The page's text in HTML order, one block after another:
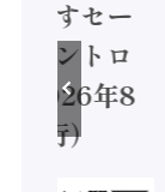
かすセー
コントロ
2026年8
発行）